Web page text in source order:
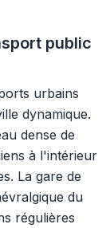
public
urbains
dynamique.
dense de
à l'intérieur
La gare de
du
régulières